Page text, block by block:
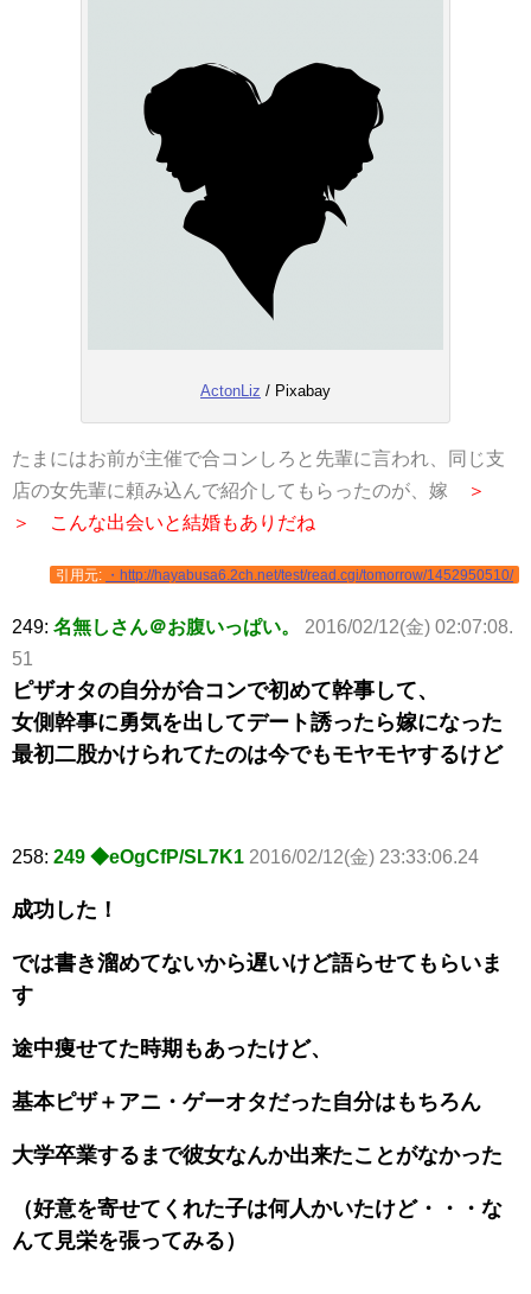
ActonLiz / Pixabay
たまにはお前が主催で合コンしろと先輩に言われ、同じ支
店の女先輩に頼み込んで紹介してもらったのが、嫁
＞
＞ こんな出会いと結婚もありだね
引用元: ・http://hayabusa6.2ch.net/test/read.cgi/tomorrow/1452950510/
249: 名無しさん＠お腹いっぱい。
2016/02/12(金) 02:07:08.
51
ピザオタの自分が合コンで初めて幹事して、
女側幹事に勇気を出してデート誘ったら嫁になった
最初二股かけられてたのは今でもモヤモヤするけど
258: 249 ◆eOgCfP/SL7K1 2016/02/12(金) 23:33:06.24
成功した！
では書き溜めてないから遅いけど語らせてもらいま
す
途中痩せてた時期もあったけど、
基本ピザ＋アニ・ゲーオタだった自分はもちろん
大学卒業するまで彼女なんか出来たことがなかった
（好意を寄せてくれた子は何人かいたけど・・・な
んて見栄を張ってみる）